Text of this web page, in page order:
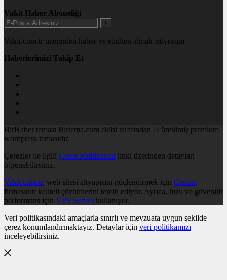
Vakit Haber Aboneliği
+
Vakit.com.tr üzerinden haber ve ebülten almak istiyorum
Haberlerimizi Takip Et
BirHaber teması Birtema.com ekibi tarafından © üretilmiş premium
wordpress temasıdır.
Çerezler ile ilgili Çerez Politikamız linki üzerinden detayları
öğrenebilirsiniz.
Vakit.com.tr, web sitesi altyapısını güçlendirmek için Cenuta
firmasının kaliteli çözümlerini tercih ediyor. Ayrıca, hızlı ve güvenilir
performans için VPS Serverkullanıyor.
Veri politikasındaki amaçlarla sınırlı ve mevzuata uygun şekilde
çerez konumlandırmaktayız. Detaylar için veri politikamızı
inceleyebilirsiniz.